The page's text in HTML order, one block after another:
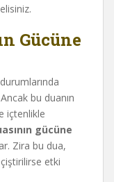
Gücüne
bu duanın
içtenlikle
gücüne
Zira bu dua,
etki